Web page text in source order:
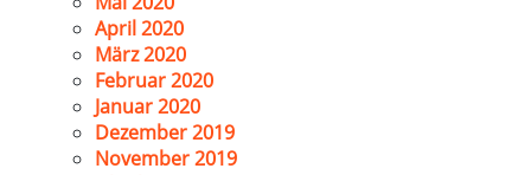
April 2020
März 2020
Februar 2020
Januar 2020
Dezember 2019
November 2019